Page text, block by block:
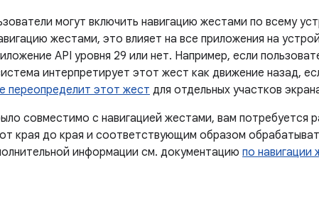
могут включить навигацию жестами по всему
жестами, это влияет на все приложения на
API уровня 29 или нет. Например, если
интерпретирует этот жест как движение назад,
переопределит этот жест для отдельных участков
совместимо с навигацией жестами, вам потребуется
края до края и соответствующим образом
информации см. документацию по навигации